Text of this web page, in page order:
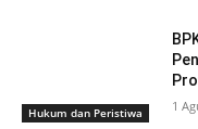
Hukum dan Peristiwa 1